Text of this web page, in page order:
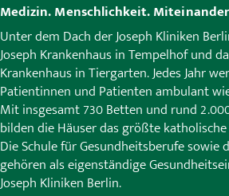
Medizin. Menschlichkeit.
Unter dem Dach der Joseph Kliniken
Joseph Krankenhaus in Tempelhof und
Krankenhaus in Tiergarten. Jedes Jahr
Patientinnen und Patienten ambulant
Mit insgesamt 730 Betten und rund
bilden die Häuser das größte
Die Schule für Gesundheitsberufe sowie
gehören als eigenständige
Joseph Kliniken Berlin.